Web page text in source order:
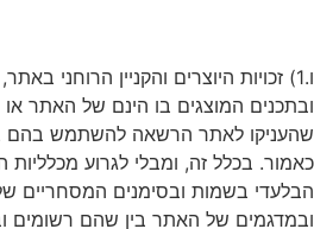
ו.1) זכויות היוצרים והקניין הרוחני
ובתכנים המוצגים בו הינם של האתר
שהעניקו לאתר הרשאה להשתמש בהם
כאמור. בכלל זה, ומבלי לגרוע
הבלעדי בשמות ובסימנים המסחריים
ובמדגמים של האתר בין שהם רשומים